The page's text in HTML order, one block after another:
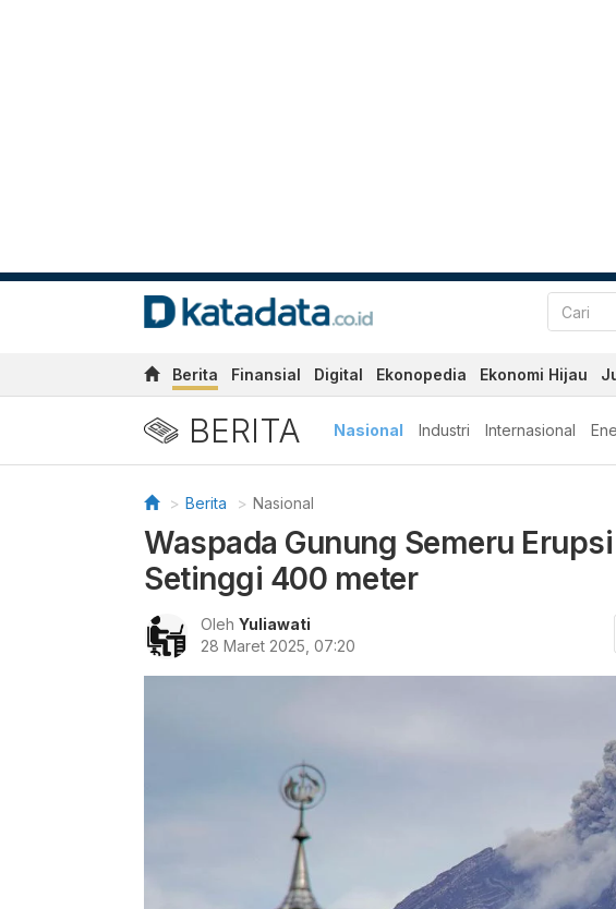
Berita Finansial Digital Ekonopedia Ekonomi Hijau
BERITA Nasional Industri Internasional
Berita Nasional
Waspada Gunung Semeru
Setinggi 400 meter
Oleh Yuliawati
28 Maret 2025, 07:20